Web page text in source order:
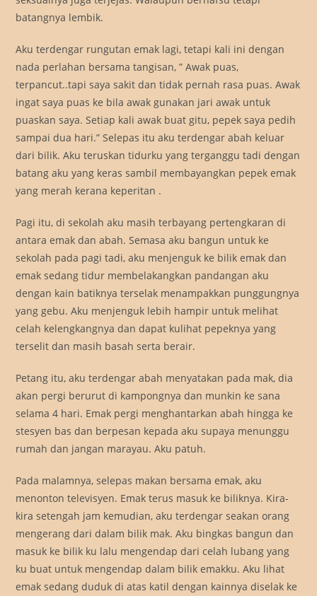
batangnya lembik.
Aku terdengar rungutan emak lagi, tetapi kali ini dengan
nada perlahan bersama tangisan, ” Awak puas,
terpancut..tapi saya sakit dan tidak pernah rasa puas. Awak
ingat saya puas ke bila awak gunakan jari awak untuk
puaskan saya. Setiap kali awak buat gitu, pepek saya pedih
sampai dua hari.” Selepas itu aku terdengar abah keluar
dari bilik. Aku teruskan tidurku yang terganggu tadi dengan
batang aku yang keras sambil membayangkan pepek emak
yang merah kerana keperitan .
Pagi itu, di sekolah aku masih terbayang pertengkaran di
antara emak dan abah. Semasa aku bangun untuk ke
sekolah pada pagi tadi, aku menjenguk ke bilik emak dan
emak sedang tidur membelakangkan pandangan aku
dengan kain batiknya terselak menampakkan punggungnya
yang gebu. Aku menjenguk lebih hampir untuk melihat
celah kelengkangnya dan dapat kulihat pepeknya yang
terselit dan masih basah serta berair.
Petang itu, aku terdengar abah menyatakan pada mak, dia
akan pergi berurut di kampongnya dan munkin ke sana
selama 4 hari. Emak pergi menghantarkan abah hingga ke
stesyen bas dan berpesan kepada aku supaya menunggu
rumah dan jangan marayau. Aku patuh.
Pada malamnya, selepas makan bersama emak, aku
menonton televisyen. Emak terus masuk ke biliknya. Kira-
kira setengah jam kemudian, aku terdengar seakan orang
mengerang dari dalam bilik mak. Aku bingkas bangun dan
masuk ke bilik ku lalu mengendap dari celah lubang yang
ku buat untuk mengendap dalam bilik emakku. Aku lihat
emak sedang duduk di atas katil dengan kainnya diselak ke